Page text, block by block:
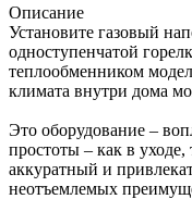
Описание
Установите газовый
одноступенчатой
теплообменником
климата внутри дома
Это оборудование –
простоты – как в
аккуратный и
неотъемлемых